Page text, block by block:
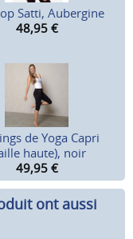
Satti, Aubergine
48,95 €
de Yoga Capri
haute), noir
49,95 €
ont aussi